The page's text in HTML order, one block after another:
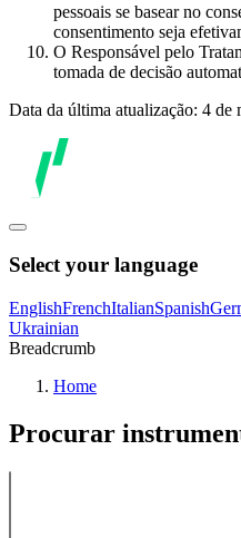
pessoais se basear no
consentimento seja
O Responsável pelo
tomada de decisão
Data da última atualização: 4 de
Select your language
EnglishFrenchItalianSpanish
Ukrainian
Breadcrumb
Home
Procurar